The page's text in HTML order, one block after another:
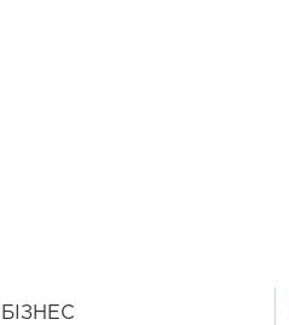
БІЗНЕС